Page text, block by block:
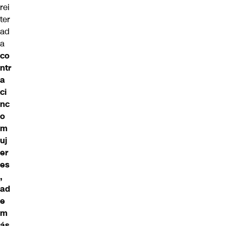
rei
ter
ad
a
co
ntr
a
ci
nc
o
m
uj
er
es
,
ad
e
m